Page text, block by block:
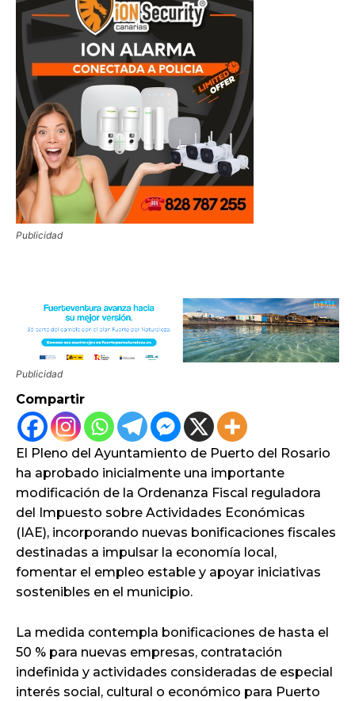
Publicidad
Publicidad
Compartir
El Pleno del Ayuntamiento de Puerto del Rosario
ha aprobado inicialmente una importante
modificación de la Ordenanza Fiscal reguladora
del Impuesto sobre Actividades Económicas
(IAE), incorporando nuevas bonificaciones fiscales
destinadas a impulsar la economía local,
fomentar el empleo estable y apoyar iniciativas
sostenibles en el municipio.
La medida contempla bonificaciones de hasta el
50 % para nuevas empresas, contratación
indefinida y actividades consideradas de especial
interés social, cultural o económico para Puerto